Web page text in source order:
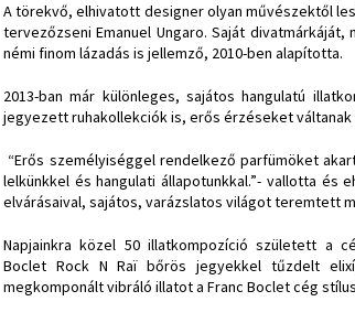
A törekvő, elhivatott designer olyan művészektől
tervezőzseni Emanuel Ungaro. Saját
némi finom lázadás is jellemző, 2010-ben alapította.
2013-ban már különleges, sajátos hangulatú
jegyezett ruhakollekciók is, erős érzéseket váltanak
“Erős személyiséggel rendelkező parfümöket
lelkünkkel és hangulati állapotunkkal.”- vallotta
elvárásaival, sajátos, varázslatos világot teremtett
Napjainkra közel 50 illatkompozíció született a
Boclet Rock N Raï bőrös jegyekkel tűzdelt
megkomponált vibráló illatot a Franc Boclet cég